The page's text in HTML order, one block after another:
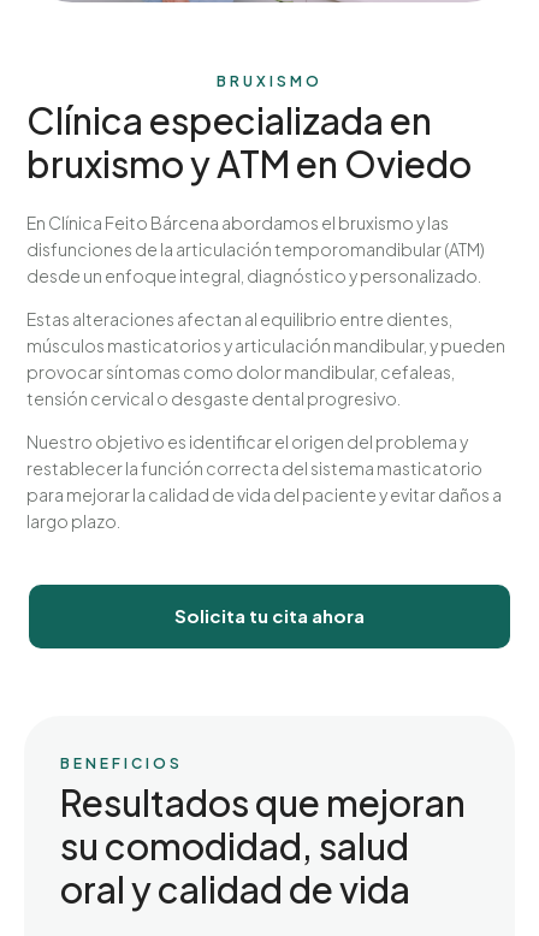
BRUXISMO
Clínica especializada en
bruxismo y ATM en Oviedo
En Clínica Feito Bárcena abordamos el bruxismo y las
disfunciones de la articulación temporomandibular (ATM)
desde un enfoque integral, diagnóstico y personalizado.
Estas alteraciones afectan al equilibrio entre dientes,
músculos masticatorios y articulación mandibular, y pueden
provocar síntomas como dolor mandibular, cefaleas,
tensión cervical o desgaste dental progresivo.
Nuestro objetivo es identificar el origen del problema y
restablecer la función correcta del sistema masticatorio
para mejorar la calidad de vida del paciente y evitar daños a
largo plazo.
Solicita tu cita ahora
BENEFICIOS
Resultados que mejoran
su comodidad, salud
oral y calidad de vida